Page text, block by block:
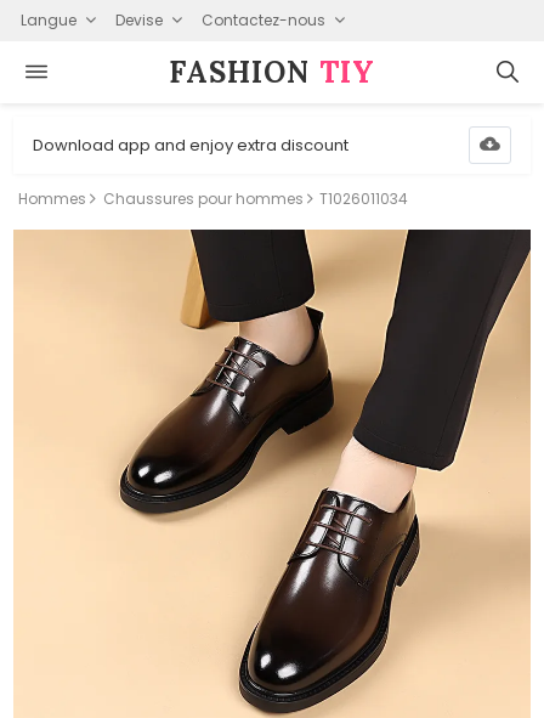
Langue Devise Contactez-nous
FASHION⁠ TIY
Download app and enjoy extra discount
Hommes Chaussures pour hommes T1026011034